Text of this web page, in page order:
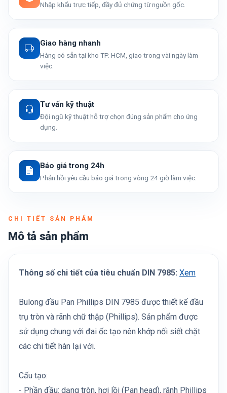
Nhập khẩu trực tiếp, đầy đủ chứng từ nguồn gốc.
Giao hàng nhanh
Hàng có sẵn tại kho TP. HCM, giao trong vài ngày làm
việc.
Tư vấn kỹ thuật
Đội ngũ kỹ thuật hỗ trợ chọn đúng sản phẩm cho ứng
dụng.
Báo giá trong 24h
Phản hồi yêu cầu báo giá trong vòng 24 giờ làm việc.
CHI TIẾT SẢN PHẨM
Mô tả sản phẩm
Thông số chi tiết của tiêu chuẩn DIN 7985: Xem
Bulong đầu Pan Phillips DIN 7985 được thiết kế đầu
trụ tròn và rãnh chữ thập (Phillips). Sản phẩm được
sử dụng chung với đai ốc tạo nên khớp nối siết chặt
các chi tiết hàn lại với.
Cấu tạo:
- Phần đầu: dạng tròn, hơi lồi (Pan head), rãnh Phillips